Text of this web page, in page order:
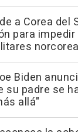
a Corea del
para
Biden
su padre se
allá"